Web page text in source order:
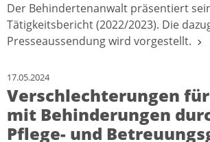
Der Behindertenanwalt präsentiert
Tätigkeitsbericht (2022/2023). Die
Presseaussendung wird vorgestellt.
17.05.2024
Verschlechterungen
mit Behinderungen
Pflege- und